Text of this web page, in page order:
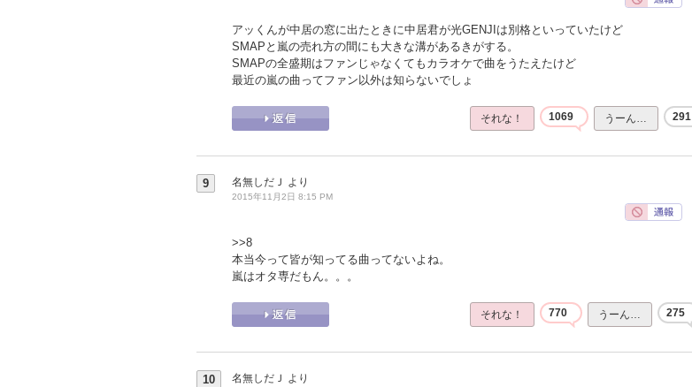
アッくんが中居の窓に出たときに中居君が光GENJIは別格といっていたけど
SMAPと嵐の売れ方の間にも大きな溝があるきがする。
SMAPの全盛期はファンじゃなくてもカラオケで曲をうたえたけど
最近の嵐の曲ってファン以外は知らないでしょ
それな！ 1069 うーん… 291
9 名無しだＪ より
2015年11月2日 8:15 PM
>>8
本当今って皆が知ってる曲ってないよね。
嵐はオタ専だもん。。。
それな！ 770 うーん… 275
10 名無しだＪ より